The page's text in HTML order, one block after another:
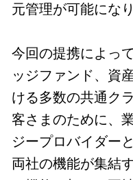
元管理が可能になり
今回の提携によっ
ッジファンド、資
ける多数の共通ク
客さまのために、
ジープロバイダー
両社の機能が集結